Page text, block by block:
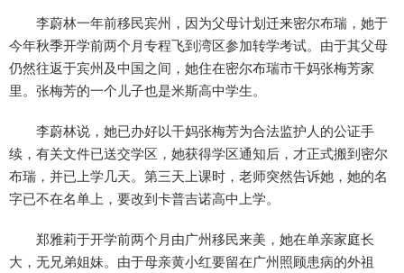
李蔚林一年前移民宾州，因为父母计划迁来密尔布瑞，她于
今年秋季开学前两个月专程飞到湾区参加转学考试。由于其父母
仍然往返于宾州及中国之间，她住在密尔布瑞市干妈张梅芳家
里。张梅芳的一个儿子也是米斯高中学生。
李蔚林说，她已办好以干妈张梅芳为合法监护人的公证手
续，有关文件已送交学区，她获得学区通知后，才正式搬到密尔
布瑞，并已上学几天。第三天上课时，老师突然告诉她，她的名
字已不在名单上，要改到卡普吉诺高中上学。
郑雅莉于开学前两个月由广州移民来美，她在单亲家庭长
大，无兄弟姐妹。由于母亲黄小红要留在广州照顾患病的外祖